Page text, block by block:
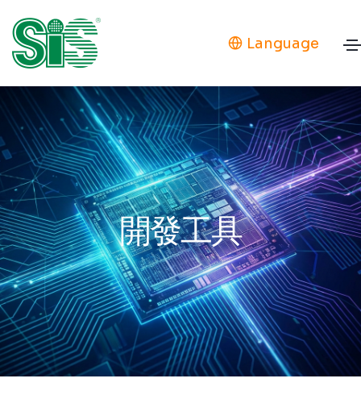
Language
開發工具